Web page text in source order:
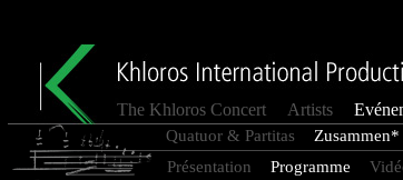
The Khloros Concert Artists
Quatuor & Partitas
Zusammen*
Présentation
Programme